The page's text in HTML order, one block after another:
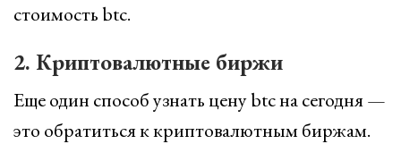
стоимость btc.
2. Криптовалютные биржи
Еще один способ узнать цену btc на сегодня —
это обратиться к криптовалютным биржам.